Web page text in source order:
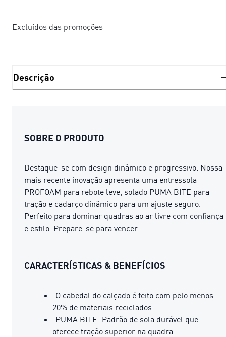
Excluídos das promoções
Descrição
SOBRE O PRODUTO
Destaque-se com design dinâmico e progressivo. Nossa
mais recente inovação apresenta uma entressola
PROFOAM para rebote leve, solado PUMA BITE para
tração e cadarço dinâmico para um ajuste seguro.
Perfeito para dominar quadras ao ar livre com confiança
e estilo. Prepare-se para vencer.
CARACTERÍSTICAS & BENEFÍCIOS
O cabedal do calçado é feito com pelo menos
20% de materiais reciclados
PUMA BITE: Padrão de sola durável que
oferece tração superior na quadra